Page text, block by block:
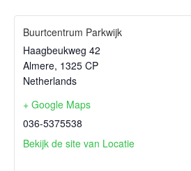
Buurtcentrum Parkwijk
Haagbeukweg 42
Almere, 1325 CP
Netherlands
+ Google Maps
036-5375538
Bekijk de site van Locatie